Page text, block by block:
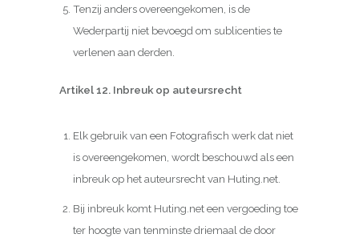
Tenzij anders overeengekomen, is de
Wederpartij niet bevoegd om sublicenties te
verlenen aan derden.
Artikel 12. Inbreuk op auteursrecht
Elk gebruik van een Fotografisch werk dat niet
is overeengekomen, wordt beschouwd als een
inbreuk op het auteursrecht van Huting.net.
Bij inbreuk komt Huting.net een vergoeding toe
ter hoogte van tenminste driemaal de door